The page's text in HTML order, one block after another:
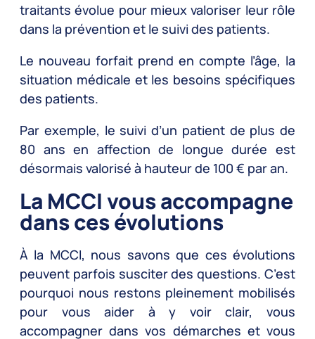
traitants évolue pour mieux valoriser leur rôle
dans la prévention et le suivi des patients.
Le nouveau forfait prend en compte l’âge, la
situation médicale et les besoins spécifiques
des patients.
Par exemple, le suivi d’un patient de plus de
80 ans en affection de longue durée est
désormais valorisé à hauteur de 100 € par an.
La MCCI vous accompagne
dans ces évolutions
À la MCCI, nous savons que ces évolutions
peuvent parfois susciter des questions. C’est
pourquoi nous restons pleinement mobilisés
pour vous aider à y voir clair, vous
accompagner dans vos démarches et vous